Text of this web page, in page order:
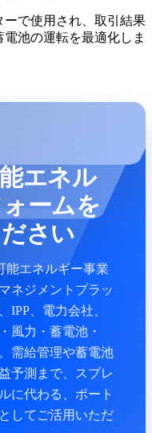
ーで使用され、取引結果
池の運転を最適化しま
エネル
ームを
さい
能エネルギー事業
ネジメントプラッ
IPP、電力会社、
風力・蓄電池・
需給管理や蓄電池
予測まで、スプレ
に代わる、ポート
してご活用いただ